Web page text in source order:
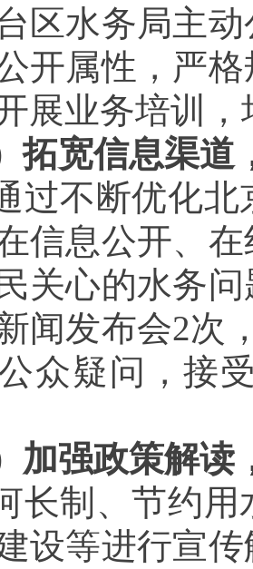
区水务局主
开属性，严
展业务培训
拓宽信息渠
过不断优化
信息公开、
关心的水务
闻发布会2次
众疑问，接
加强政策解
长制、节约
设等进行宣